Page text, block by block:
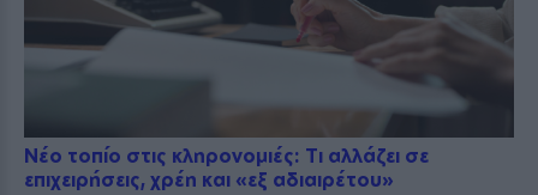
Νέο τοπίο στις κληρονομιές: Τι αλλάζει σε
επιχειρήσεις, χρέη και «εξ αδιαιρέτου»